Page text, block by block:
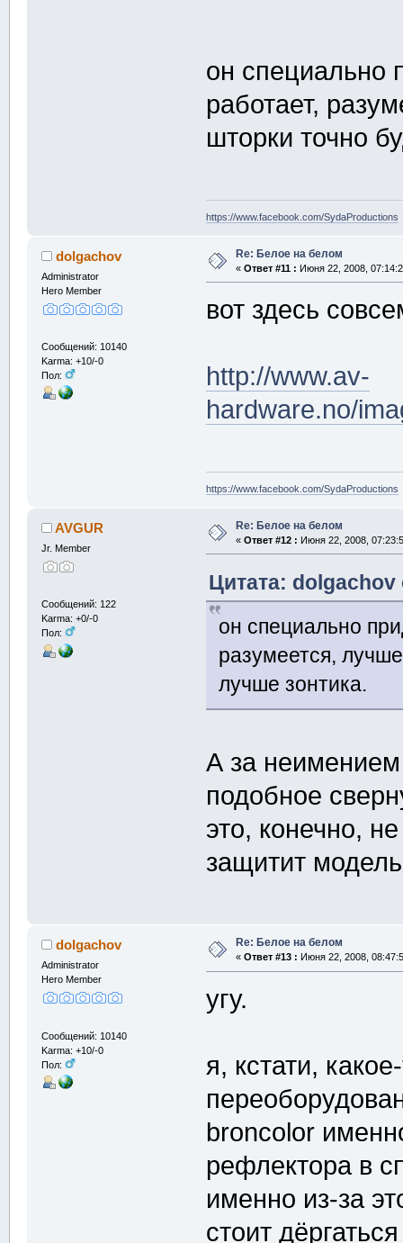
он специально
работает,
шторки точно
https://www.facebook.com/SydaProductions
dolgachov
Administrator
Hero Member
Сообщений: 10140
Karma: +10/-0
Пол:
Re: Белое на белом
« Ответ #11 : Июня 22, 2008,
вот здесь
http://www.av-
hardware.no/
https://www.facebook.com/SydaProductions
AVGUR
Jr. Member
Сообщений: 122
Karma: +0/-0
Пол:
Re: Белое на белом
« Ответ #12 : Июня 22, 2008,
Цитата: dolgachov
он специально
разумеется,
лучше зонтика.
А за
подобное
это, конечно,
защитит
dolgachov
Administrator
Hero Member
Сообщений: 10140
Karma: +10/-0
Пол:
Re: Белое на белом
« Ответ #13 : Июня 22, 2008,
угу.
я, кстати,
broncolor
рефлектора в
именно из-за
стоит